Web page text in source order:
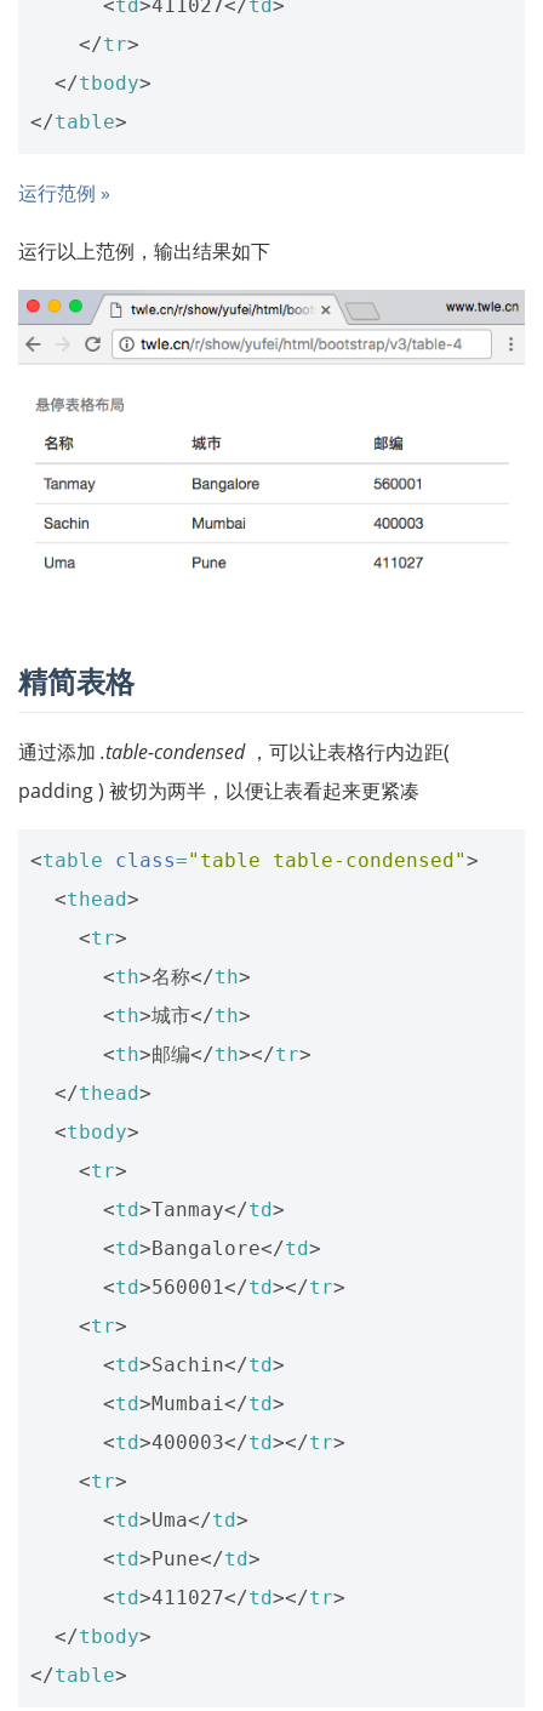
<td>411027</td>
</tr>
</tbody>
</table>
运行范例 »
运行以上范例，输出结果如下
精简表格
通过添加 .table-condensed，可以让表格行内边距(
padding ) 被切为两半，以便让表看起来更紧凑
<table class="table table-condensed">
<thead>
<tr>
<th>名称</th>
<th>城市</th>
<th>邮编</th></tr>
</thead>
<tbody>
<tr>
<td>Tanmay</td>
<td>Bangalore</td>
<td>560001 </td></tr>
<tr>
<td>Sachin</td>
<td>Mumbai </td>
<td>400003</td></tr>
<tr>
<td>Uma</td>
<td>Pune</td>
<td>411027</td></tr>
</tbody>
</table>